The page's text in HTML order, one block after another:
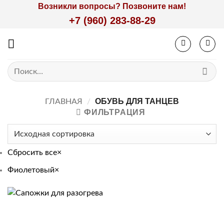
Возникли вопросы? Позвоните нам!
+7 (960) 283-88-29
Искать:
ГЛАВНАЯ /
ОБУВЬ ДЛЯ ТАНЦЕВ
ФИЛЬТРАЦИЯ
Сбросить все×
Фиолетовый×